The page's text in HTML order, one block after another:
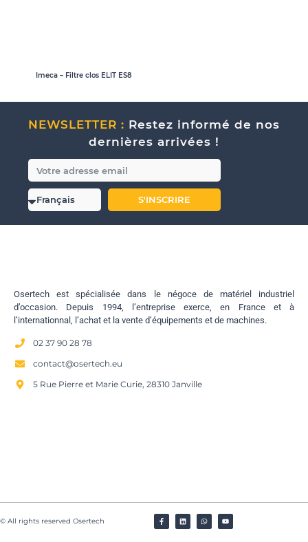
Imeca – Filtre clos ELIT ES8
NEWSLETTER : Restez informé de nos
dernières arrivées !
S'INSCRIRE
Osertech est spécialisée dans le négoce de matériel industriel
d’occasion. Depuis 1994, l’entreprise exerce, en France et à
l’internationnal, l’achat et la vente d’équipements et de machines.
02 37 90 28 78
contact@osertech.eu
5 Rue Pierre et Marie Curie, 28310 Janville
© All rights reserved Osertech